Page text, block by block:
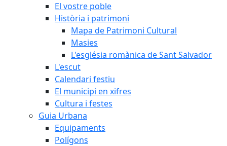
El vostre poble
Història i patrimoni
Mapa de Patrimoni Cultural
Masies
L'església romànica de Sant Salvador
L'escut
Calendari festiu
El municipi en xifres
Cultura i festes
Guia Urbana
Equipaments
Polígons